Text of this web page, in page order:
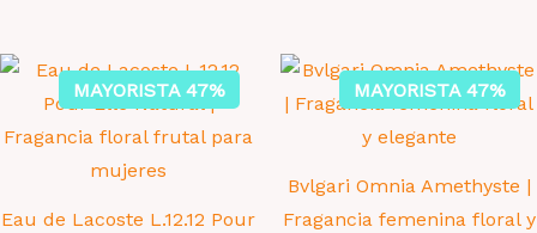
MAYORISTA 47%
Eau de Lacoste L.12.12 Pour
MAYORISTA 47%
Bvlgari Omnia Amethyste |
Fragancia femenina floral y